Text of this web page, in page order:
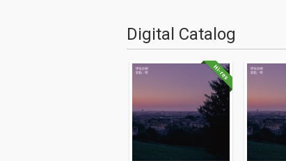
Digital Catalog